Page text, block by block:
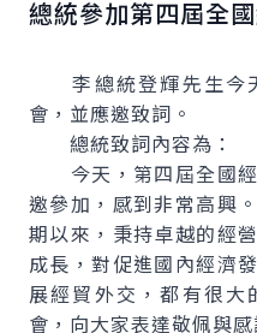
總統參加第四屆全
李總統登輝先生今
會，並應邀致詞。
總統致詞內容為：
今天，第四屆全國經
邀參加，感到非常高興
期以來，秉持卓越的經
成長，對促進國內經濟
展經貿外交，都有很大
會，向大家表達敬佩與感